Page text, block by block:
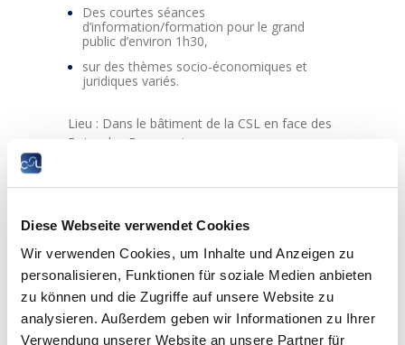
Diese Webseite verwendet Cookies
Wir verwenden Cookies, um Inhalte und Anzeigen zu
personalisieren, Funktionen für soziale Medien anbieten
zu können und die Zugriffe auf unsere Website zu
analysieren. Außerdem geben wir Informationen zu Ihrer
Verwendung unserer Website an unsere Partner für
Des courtes séances
d’information/formation pour le grand
public d’environ 1h30,
sur des thèmes socio-économiques et
juridiques variés.
Lieu : Dans le bâtiment de la CSL en face des
Rotondes Bonnevoie
13h45
Thème : « Quality of Work Index 2023 :
Une décennie d’analyse sur l’évolution des
conditions de travail et du bien-être,
selon les travailleurs au Luxembourg »